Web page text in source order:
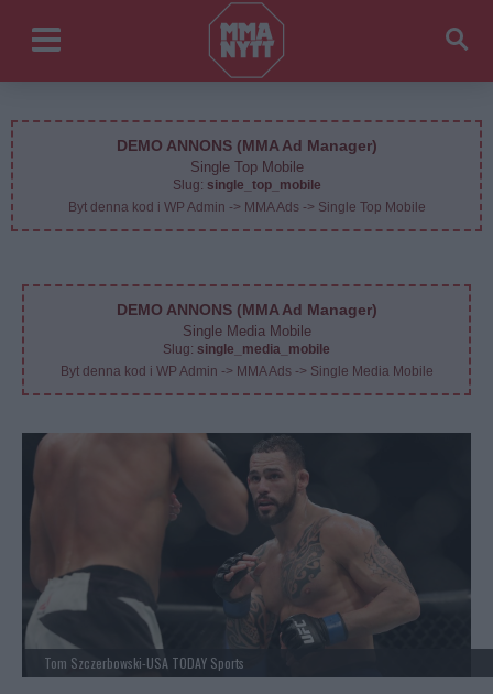
DEMO ANNONS (MMA Ad Manager)
Single Top Mobile
Slug: single_top_mobile
Byt denna kod i WP Admin -> MMA Ads -> Single Top Mobile
DEMO ANNONS (MMA Ad Manager)
Single Media Mobile
Slug: single_media_mobile
Byt denna kod i WP Admin -> MMA Ads -> Single Media Mobile
Tom Szczerbowski-USA TODAY Sports